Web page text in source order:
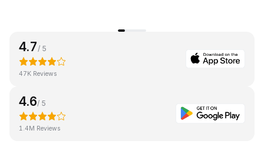
4.7 / 5
47K Reviews
4.6/ 5
1.4M Reviews